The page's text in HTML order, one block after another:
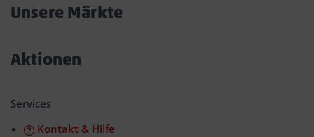
Unsere Märkte
Aktionen
Services
Kontakt & Hilfe